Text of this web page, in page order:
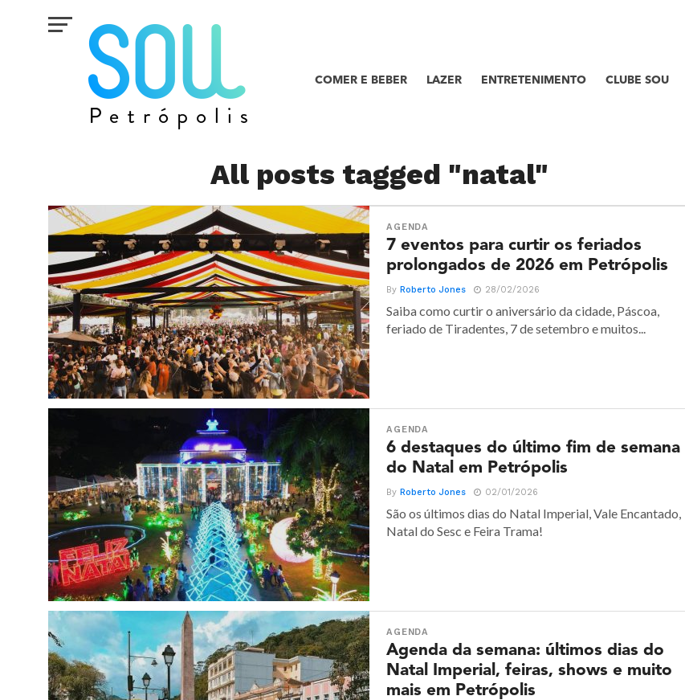
COMER E BEBER LAZER ENTRETENIMENTO CLUBE SOU
All posts tagged "natal"
AGENDA
7 eventos para curtir os feriados
prolongados de 2026 em Petrópolis
ByRoberto Jones 28/02/2026
Saiba como curtir o aniversário da cidade, Páscoa,
feriado de Tiradentes, 7 de setembro e muitos...
AGENDA
6 destaques do último fim de semana
do Natal em Petrópolis
ByRoberto Jones 02/01/2026
São os últimos dias do Natal Imperial, Vale Encantado,
Natal do Sesc e Feira Trama!
AGENDA
Agenda da semana: últimos dias do
Natal Imperial, feiras, shows e muito
mais em Petrópolis